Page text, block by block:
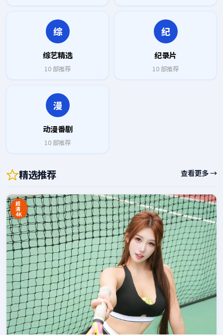
综
综艺精选
10部推荐
纪
纪录片
10部推荐
漫
动漫番剧
10部推荐
精选推荐 查看更多 →
超
清
4K